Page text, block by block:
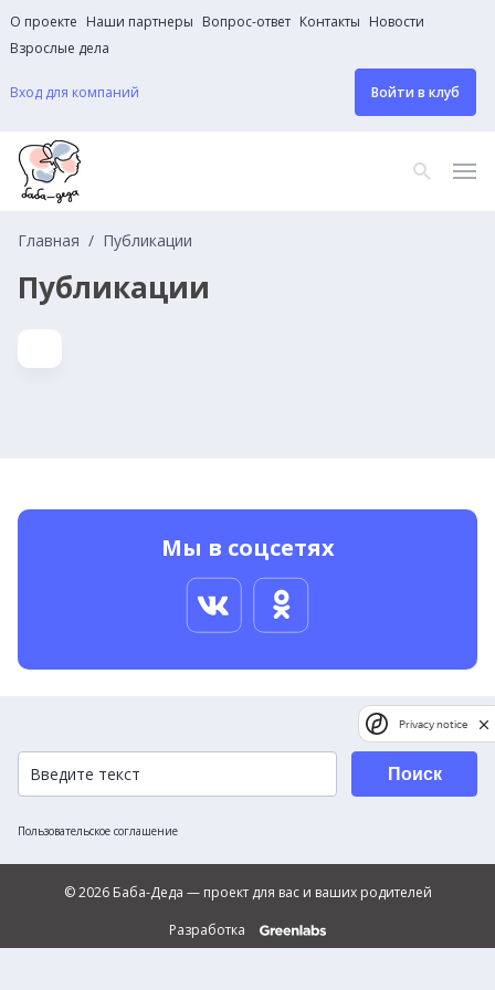
О проекте Наши партнеры Вопрос-ответ Контакты Новости
Взрослые дела
Вход для компаний Войти в клуб
Главная Публикации
Публикации
Мы в соцсетях
Пользовательское соглашение
Поиск
© 2026 Баба-Деда — проект для вас и ваших родителей
Разработка
Privacy notice